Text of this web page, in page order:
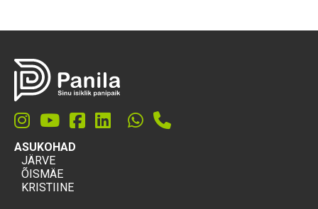
ASUKOHAD
JÄRVE
ÕISMÄE
KRISTIINE